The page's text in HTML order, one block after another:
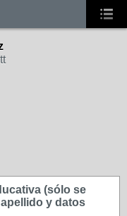
(sólo se
y datos